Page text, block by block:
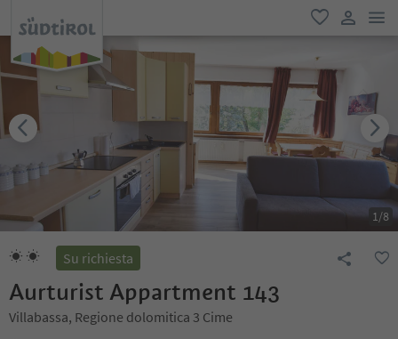
favoriti
user link
1/8
Su richiesta
Aurturist Appartment 143
Villabassa, Regione dolomitica 3 Cime